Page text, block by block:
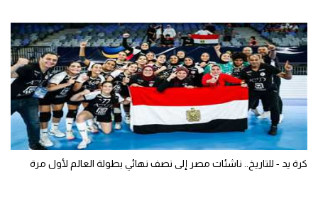
كرة يد - للتاريخ.. ناشئات مصر إلى نصف نهائي بطولة العالم لأول مرة